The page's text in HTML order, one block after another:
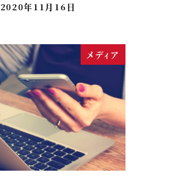
2020年11月16日
メディア